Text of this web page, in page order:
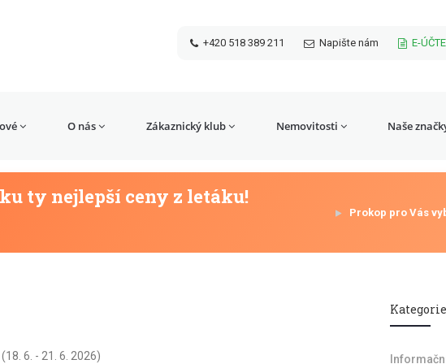
+420 518 389 211 Napište nám E-
O nás Zákaznický klub Nemovitosti Naše
ty nejlepší ceny z letáku!
Prokop pro Vás
6. - 21. 6. 2026)
Kategorie